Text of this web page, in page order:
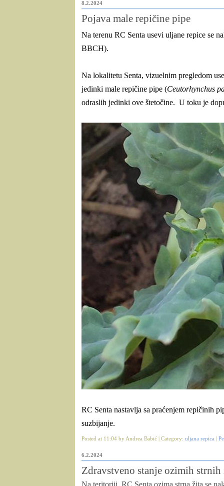
8.2.2024
Pojava male repičine pipe
Na terenu RC Senta usevi uljane repice se
BBCH).
Na lokalitetu Senta, vizuelnim pregledom
jedinki male repičine pipe (Ceutorhynchus
odraslih jedinki ove štetočine. U toku je
RC Senta nastavlja sa praćenjem repičinih
suzbijanje.
Posted at 11:04 by Andrea Babić | Category: uljana repica
6.2.2024
Zdravstveno stanje ozimih strnih